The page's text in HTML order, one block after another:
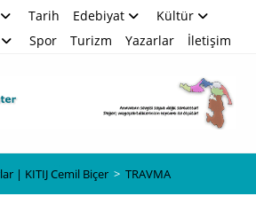
Tarih Edebiyat
Kültür
Spor Turizm Yazarlar İletişim
| KITIJ Cemil Biçer > TRAVMA